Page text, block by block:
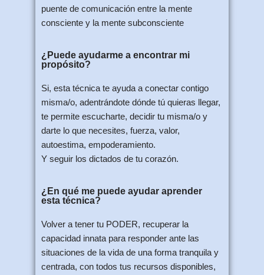
puente de comunicación entre la mente
consciente y la mente subconsciente
¿Puede ayudarme a encontrar mi
propósito?
Si, esta técnica te ayuda a conectar contigo
misma/o, adentrándote dónde tú quieras llegar,
te permite escucharte, decidir tu misma/o y
darte lo que necesites, fuerza, valor,
autoestima, empoderamiento.
Y seguir los dictados de tu corazón.
¿En qué me puede ayudar aprender
esta técnica?
Volver a tener tu PODER, recuperar la
capacidad innata para responder ante las
situaciones de la vida de una forma tranquila y
centrada, con todos tus recursos disponibles,